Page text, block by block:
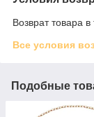
Возврат товара
Все условия
Подобные